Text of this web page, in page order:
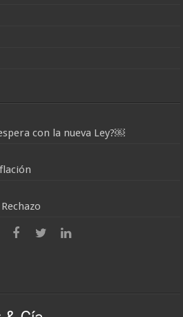
con la nueva Ley?￼